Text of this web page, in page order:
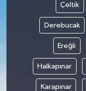
Çeltik
Derebucak
Ereğli
Halkapınar
Karapınar